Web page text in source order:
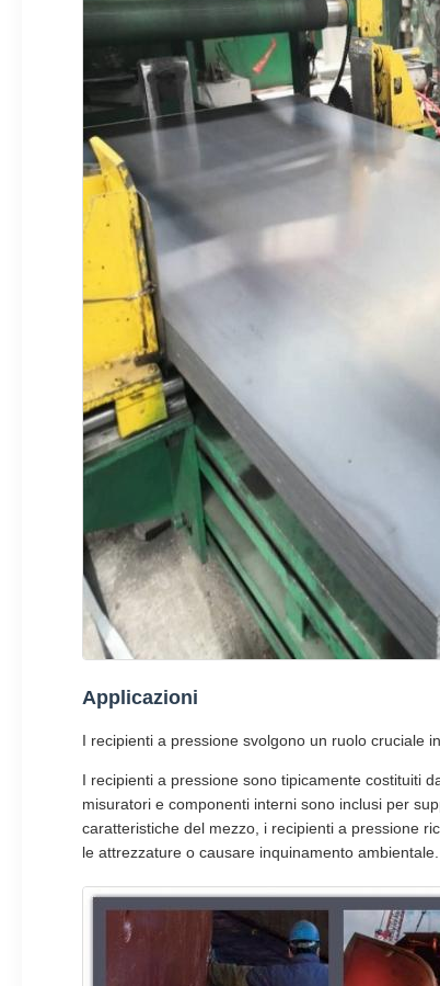
Applicazioni
I recipienti a pressione svolgono un ruolo cruciale
I recipienti a pressione sono tipicamente costituiti
misuratori e componenti interni sono inclusi per
caratteristiche del mezzo, i recipienti a pressione
le attrezzature o causare inquinamento ambientale.